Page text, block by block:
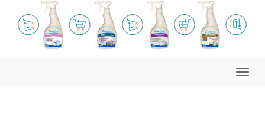
Toggle